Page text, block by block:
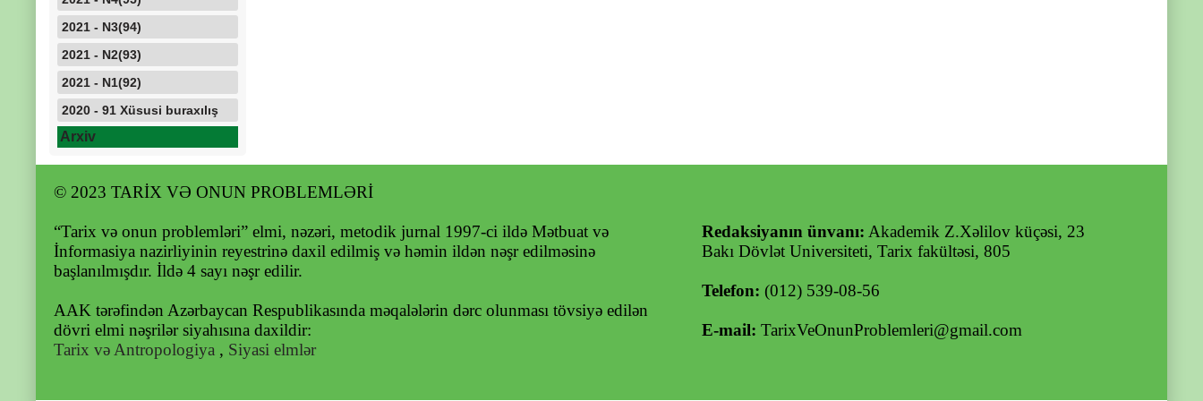
2021 - N3(94)
2021 - N2(93)
2021 - N1(92)
2020 - 91 Xüsusi buraxılış
Arxiv
© 2023 TARİX VƏ ONUN PROBLEMLƏRİ
“Tarix və onun problemləri” elmi, nəzəri, metodik jurnal 1997-ci ildə Mətbuat və
İnformasiya nazirliyinin reyestrinə daxil edilmiş və həmin ildən nəşr edilməsinə
başlanılmışdır. İldə 4 sayı nəşr edilir.
AAK tərəfindən Azərbaycan Respublikasında məqalələrin dərc olunması tövsiyə edilən
dövri elmi nəşrilər siyahısına daxildir:
Tarix və Antropologiya , Siyasi elmlər
Redaksiyanın ünvanı: Akademik Z.Xəlilov küçəsi, 23
Bakı Dövlət Universiteti, Tarix fakültəsi, 805
Telefon: (012) 539-08-56
E-mail: TarixVeOnunProblemleri@gmail.com